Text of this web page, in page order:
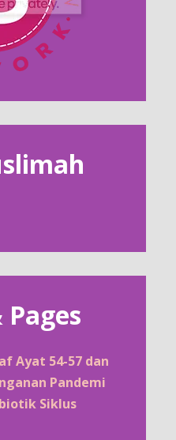
Pages
Ayat 54-57 dan
Pandemi
Siklus